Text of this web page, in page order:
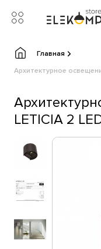
Главная
Архитектурное
LETICIA 2